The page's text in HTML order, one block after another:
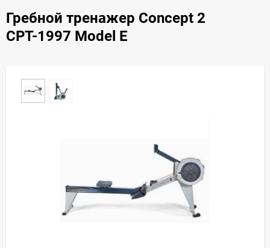
Гребной тренажер Concept 2
СРТ-1997 Model E